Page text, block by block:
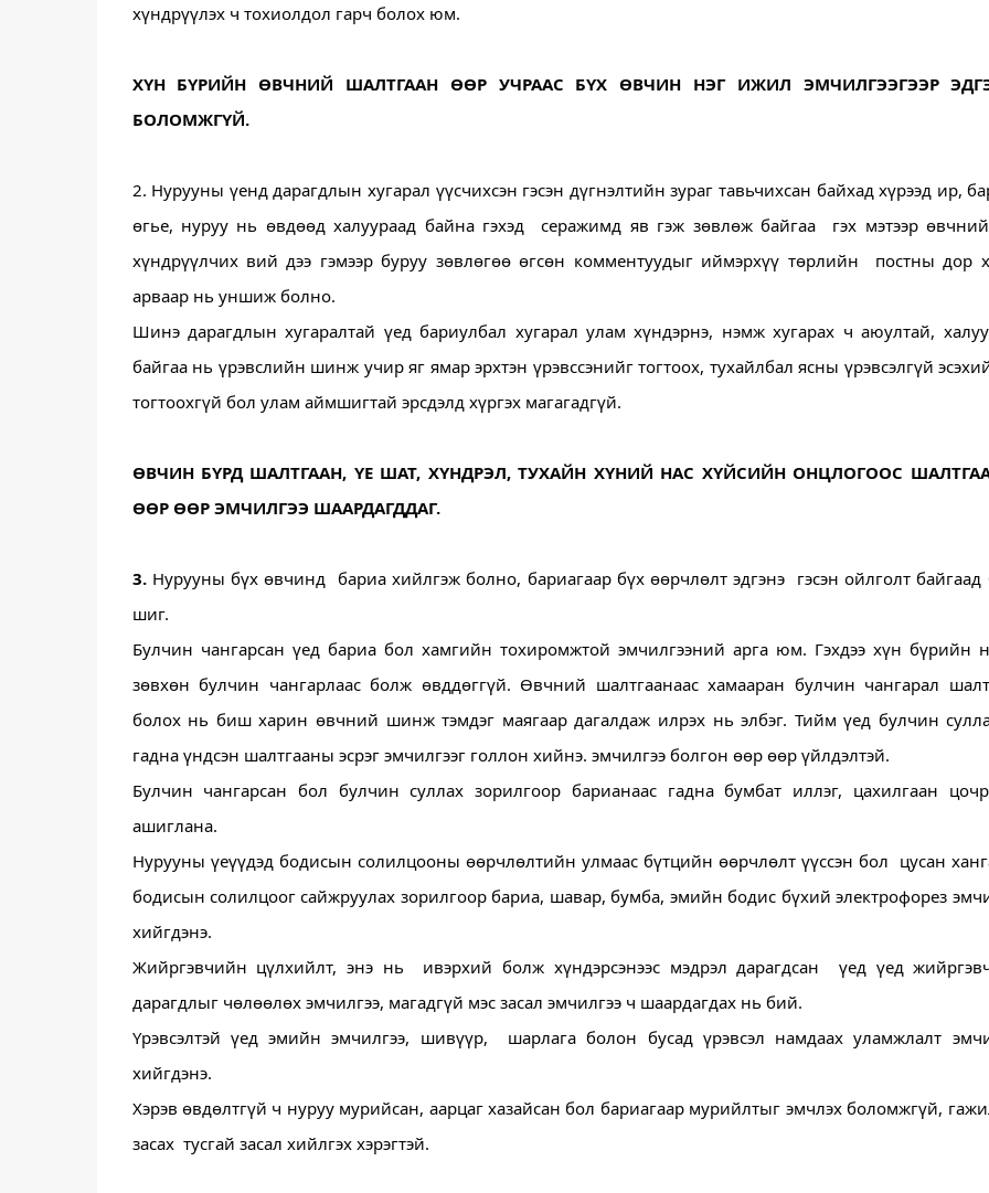
хүндрүүлэх ч тохиолдол гарч болох юм.
ХҮН БҮРИЙН ӨВЧНИЙ ШАЛТГААН ӨӨР УЧРААС БҮХ ӨВЧИН НЭГ ИЖИЛ ЭМЧИЛГЭЭГЭЭР
БОЛОМЖГҮЙ.
2. Нурууны үенд дарагдлын хугарал үүсчихсэн гэсэн дүгнэлтийн зураг тавьчихсан байхад хүрээд ир,
өгье, нуруу нь өвдөөд халуураад байна гэхэд  серажимд яв гэж зөвлөж байгаа  гэх мэтээр
хүндрүүлчих вий дээ гэмээр буруу зөвлөгөө өгсөн комментуудыг иймэрхүү төрлийн  постны дор
арваар нь уншиж болно.
Шинэ дарагдлын хугаралтай үед бариулбал хугарал улам хүндэрнэ, нэмж хугарах ч аюултай,
байгаа нь үрэвслийн шинж учир яг ямар эрхтэн үрэвссэнийг тогтоох, тухайлбал ясны үрэвсэлгүй
тогтоохгүй бол улам аймшигтай эрсдэлд хүргэх магагадгүй.
ӨВЧИН БҮРД ШАЛТГААН, ҮЕ ШАТ, ХҮНДРЭЛ, ТУХАЙН ХҮНИЙ НАС ХҮЙСИЙН ОНЦЛОГООС
ӨӨР ӨӨР ЭМЧИЛГЭЭ ШААРДАГДДАГ.
3. Нурууны бүх өвчинд  бариа хийлгэж болно, бариагаар бүх өөрчлөлт эдгэнэ  гэсэн ойлголт байгаад
шиг.
Булчин чангарсан үед бариа бол хамгийн тохиромжтой эмчилгээний арга юм. Гэхдээ хүн бүрийн
зөвхөн булчин чангарлаас болж өвддөггүй. Өвчний шалтгаанаас хамааран булчин чангарал
болох нь биш харин өвчний шинж тэмдэг маягаар дагалдаж илрэх нь элбэг. Тийм үед булчин
гадна үндсэн шалтгааны эсрэг эмчилгээг голлон хийнэ. эмчилгээ болгон өөр өөр үйлдэлтэй.
Булчин чангарсан бол булчин суллах зорилгоор барианаас гадна бумбат иллэг, цахилгаан
ашиглана.
Нурууны үеүүдэд бодисын солилцооны өөрчлөлтийн улмаас бүтцийн өөрчлөлт үүссэн бол  цусан
бодисын солилцоог сайжруулах зорилгоор бариа, шавар, бумба, эмийн бодис бүхий электрофорез
хийгдэнэ.
Жийргэвчийн цүлхийлт, энэ нь  ивэрхий болж хүндэрсэнээс мэдрэл дарагдсан  үед үед
дарагдлыг чөлөөлөх эмчилгээ, магадгүй мэс засал эмчилгээ ч шаардагдах нь бий.
Үрэвсэлтэй үед эмийн эмчилгээ, шивүүр,  шарлага болон бусад үрэвсэл намдаах уламжлалт
хийгдэнэ.
Хэрэв өвдөлтгүй ч нуруу мурийсан, аарцаг хазайсан бол бариагаар мурийлтыг эмчлэх боломжгүй,
засах  тусгай засал хийлгэх хэрэгтэй.